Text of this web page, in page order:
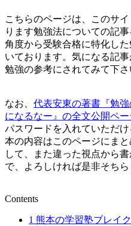
こちらのページは、このサ
ります勉強法についての記
角度から受験合格に特化し
いております。気になる記
勉強の参考にされてみて下さ
なお、 代表安東の著書『勉
になるなー』の全文公開ペ
パスワードを入れていただ
本の内容はこのページにま
して、また違った視点から
で、よろしければ是非そちら
Contents
1 熊本の学習塾ブレイ